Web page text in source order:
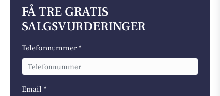
FÅ TRE GRATIS
SALGSVURDERINGER
Telefonnummer *
Email *